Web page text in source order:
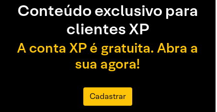
Conteúdo exclusivo para
clientes XP
A conta XP é gratuita. Abra a
sua agora!
Cadastrar